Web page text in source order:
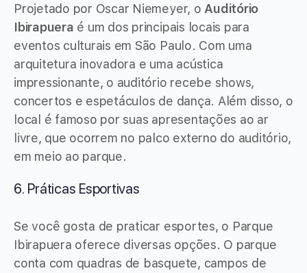
Projetado por Oscar Niemeyer, o Auditório
Ibirapuera é um dos principais locais para
eventos culturais em São Paulo. Com uma
arquitetura inovadora e uma acústica
impressionante, o auditório recebe shows,
concertos e espetáculos de dança. Além disso, o
local é famoso por suas apresentações ao ar
livre, que ocorrem no palco externo do auditório,
em meio ao parque.
6. Práticas Esportivas
Se você gosta de praticar esportes, o Parque
Ibirapuera oferece diversas opções. O parque
conta com quadras de basquete, campos de